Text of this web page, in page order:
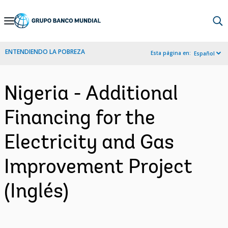
Skip
Navigation
ENTENDIENDO LA POBREZA Esta página en: Español
Nigeria - Additional
Financing for the
Electricity and Gas
Improvement Project
(Inglés)